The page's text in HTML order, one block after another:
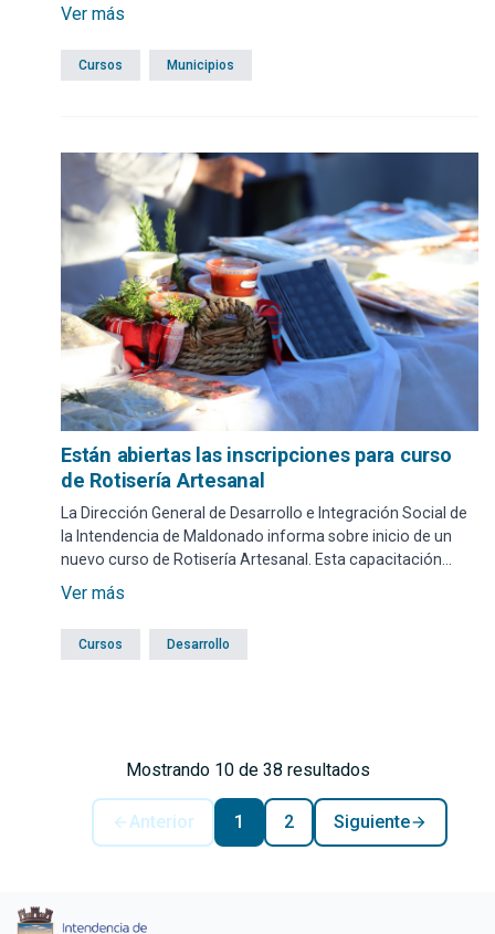
Ver más
Cursos Municipios
Están abiertas las inscripciones para curso
de Rotisería Artesanal
La Dirección General de Desarrollo e Integración Social de
la Intendencia de Maldonado informa sobre inicio de un
nuevo curso de Rotisería Artesanal. Esta capacitación
comenzará a impartirse el miércoles 2 de julio, en el
Ver más
Cursos Desarrollo
Mostrando 10 de 38 resultados
Anterior 1 2 Siguiente